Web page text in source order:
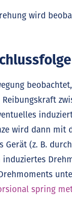
wird
wird dann mit
Gerät (z. B.
induziertes
spring